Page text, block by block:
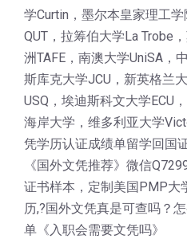
学Curtin，墨尔本皇家理工
QUT，拉筹伯大学La Trobe
洲TAFE，南澳大学UniSA，
斯库克大学JCU，新英格兰
USQ，埃迪斯科文大学ECU
海岸大学，维多利亚大学
凭学历认证成绩单留学回国
《国外文凭推荐》微信
证书样本，定制美国PMP大
历,?国外文凭真是可查吗？
单《入职会需要文凭吗》